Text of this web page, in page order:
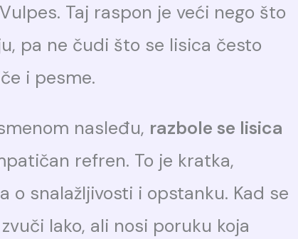
Taj raspon je veći nego što
pa ne čudi što se lisica često
i pesme.
nasleđu, razbole se lisica
refren. To je kratka,
o snalažljivosti i opstanku. Kad se
lako, ali nosi poruku koja